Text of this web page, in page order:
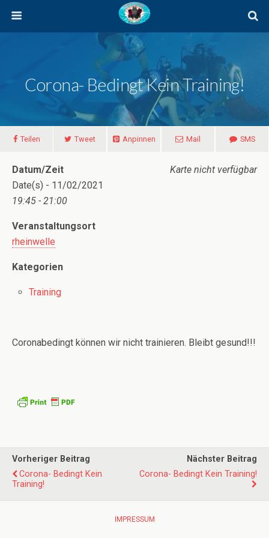
Corona- Bedingt Kein Training!
Teilen Tweet Anpinnen Mail SMS
Karte nicht verfügbar
Datum/Zeit
Date(s) - 11/02/2021
19:45 - 21:00
Veranstaltungsort
rheinwelle
Kategorien
Training
Coronabedingt können wir nicht trainieren. Bleibt gesund!!!
Vorheriger Beitrag
Corona- Bedingt Kein
Training!
Nächster Beitrag
Corona- Bedingt Kein Training!
IMPRESSUM